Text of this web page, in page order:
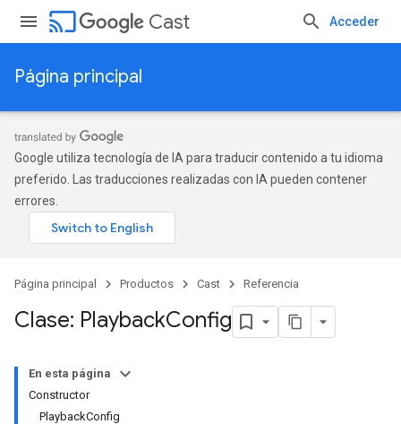
cast Cast Acceder
Página principal
Google utiliza tecnología de IA para traducir contenido a tu idioma
preferido. Las traducciones realizadas con IA pueden contener
errores.
Página principal Productos Cast Referencia
Clase: PlaybackConfig
En esta página
Constructor
PlaybackConfig